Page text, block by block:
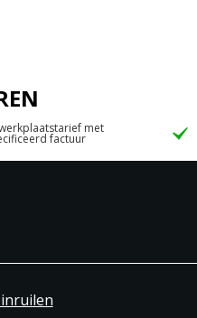
met
factuur